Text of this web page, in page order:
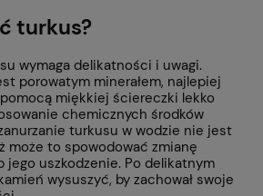
turkus?
wymaga delikatności i uwagi.
porowatym minerałem, najlepiej
miękkiej ściereczki lekko
chemicznych środków
turkusu w wodzie nie jest
może to spowodować zmianę
jego uszkodzenie. Po delikatnym
wysuszyć, by zachował swoje